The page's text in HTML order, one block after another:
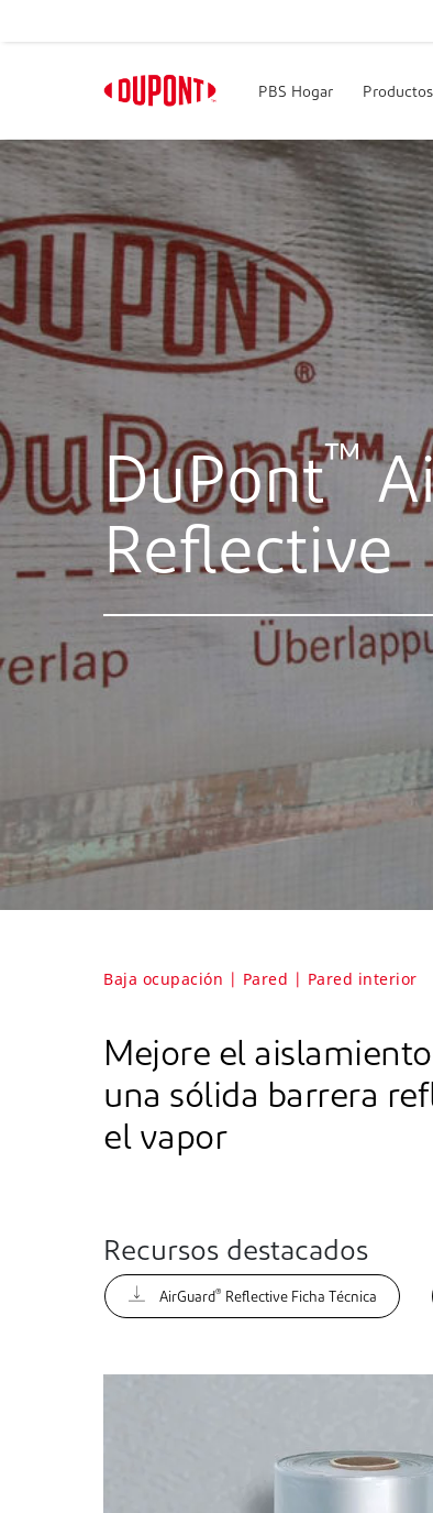
PBS Hogar Productos
DuPont™
Reflective
Baja ocupación | Pared | Pared interior
Mejore el
una sólida barrera
el vapor
Recursos destacados
AirGuard® Reflective Ficha Técnica